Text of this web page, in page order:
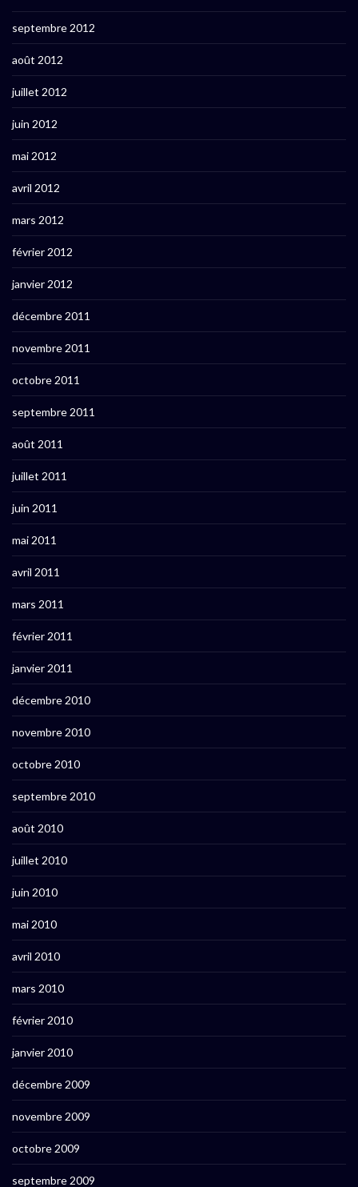
septembre 2012
août 2012
juillet 2012
juin 2012
mai 2012
avril 2012
mars 2012
février 2012
janvier 2012
décembre 2011
novembre 2011
octobre 2011
septembre 2011
août 2011
juillet 2011
juin 2011
mai 2011
avril 2011
mars 2011
février 2011
janvier 2011
décembre 2010
novembre 2010
octobre 2010
septembre 2010
août 2010
juillet 2010
juin 2010
mai 2010
avril 2010
mars 2010
février 2010
janvier 2010
décembre 2009
novembre 2009
octobre 2009
septembre 2009